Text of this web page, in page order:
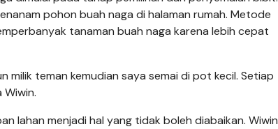
pohon buah naga di halaman rumah. Metode
tanaman buah naga karena lebih cepat
teman kemudian saya semai di pot kecil. Setiap
lahan menjadi hal yang tidak boleh diabaikan. Wiwin